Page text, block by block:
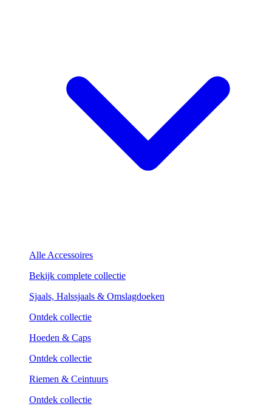
Alle Accessoires
Bekijk complete collectie
Sjaals, Halssjaals & Omslagdoeken
Ontdek collectie
Hoeden & Caps
Ontdek collectie
Riemen & Ceintuurs
Ontdek collectie